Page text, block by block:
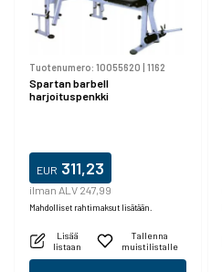
Tuotenumero: 10055620 1162
Spartan barbell
harjoituspenkki
EUR 311,23
ilman ALV 247,99
Mahdolliset rahtimaksut lisätään.
Lisää
listaan
Tallenna
muistilistalle